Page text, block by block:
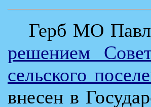
Герб МО
решением
сельского
внесен в